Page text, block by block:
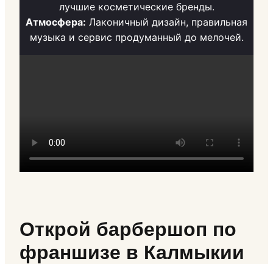
лучшие косметические бренды.
Атмосфера: Лаконичный дизайн, правильная
музыка и сервис продуманный до мелочей.
Открой барбершоп по
франшизе в Калмыкии